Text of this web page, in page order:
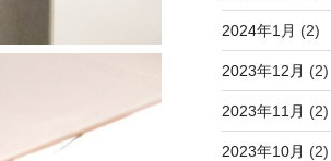
2024年1月 (2)
2023年12月 (2)
2023年11月 (2)
2023年10月 (2)